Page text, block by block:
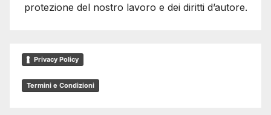
protezione del nostro lavoro e dei diritti d’autore.
Privacy Policy
Termini e Condizioni